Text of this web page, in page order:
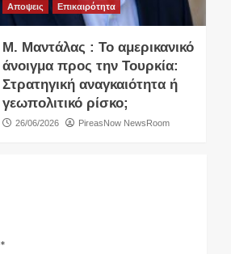
Αποψεις Επικαιρότητα
Μ. Μαντάλας : Το αμερικανικό
άνοιγμα προς την Τουρκία:
Στρατηγική αναγκαιότητα ή
γεωπολιτικό ρίσκο;
26/06/2026 PireasNow NewsRoom
*